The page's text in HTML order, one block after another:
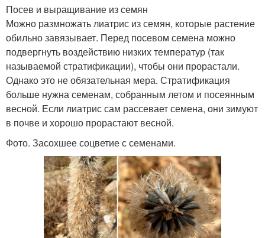
Посев и выращивание из семян
Можно размножать лиатрис из семян, которые растение
обильно завязывает. Перед посевом семена можно
подвергнуть воздействию низких температур (так
называемой стратификации), чтобы они прорастали.
Однако это не обязательная мера. Стратификация
больше нужна семенам, собранным летом и посеянным
весной. Если лиатрис сам рассевает семена, они зимуют
в почве и хорошо прорастают весной.
Фото. Засохшее соцветие с семенами.